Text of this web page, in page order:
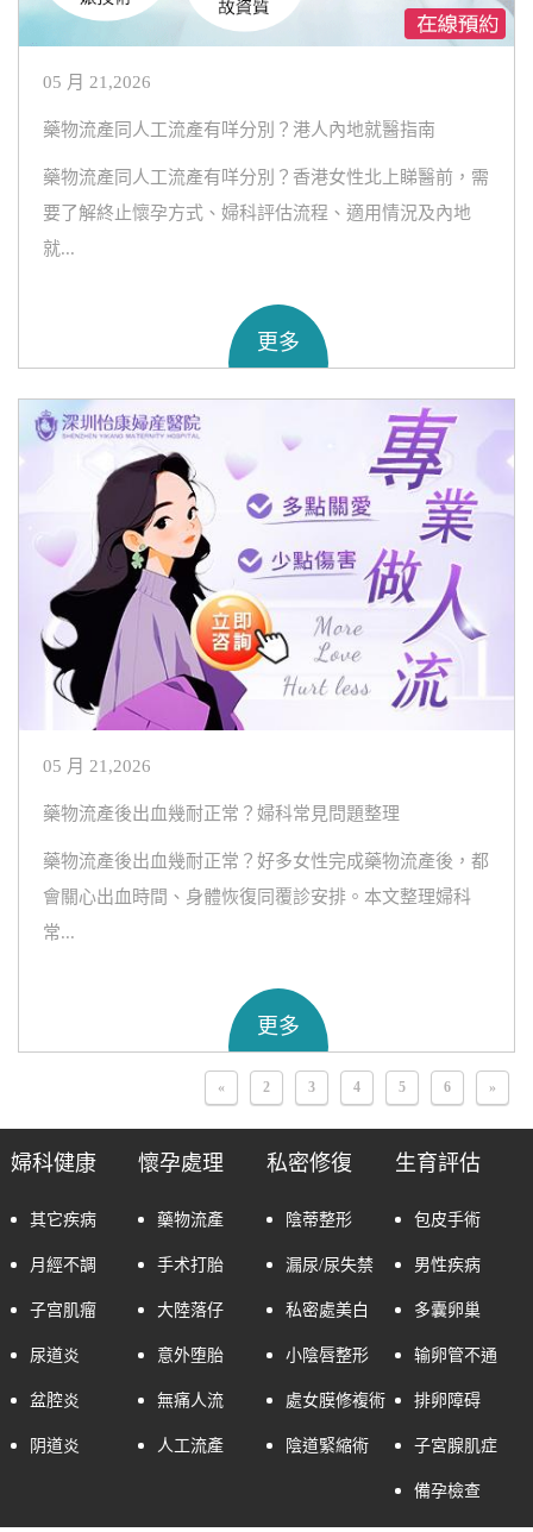
05 月 21,2026
藥物流產同人工流產有咩分別？港人內地就醫指南
藥物流產同人工流產有咩分別？香港女性北上睇醫前，需
要了解終止懷孕方式、婦科評估流程、適用情況及內地
就...
更多
05 月 21,2026
藥物流產後出血幾耐正常？婦科常見問題整理
藥物流產後出血幾耐正常？好多女性完成藥物流產後，都
會關心出血時間、身體恢復同覆診安排。本文整理婦科
常...
更多
« 2 3 4 5 6 »
婦科健康
其它疾病
月經不調
子宫肌瘤
尿道炎
盆腔炎
阴道炎
懷孕處理
藥物流產
手术打胎
大陸落仔
意外堕胎
無痛人流
人工流產
私密修復
陰蒂整形
漏尿/尿失禁
私密處美白
小陰唇整形
處女膜修複術
陰道緊縮術
生育評估
包皮手術
男性疾病
多囊卵巢
输卵管不通
排卵障碍
子宮腺肌症
備孕檢查